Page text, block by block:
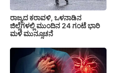
ರಾಜ್ಯದ ಕರಾವಳಿ, ಒಳನಾಡಿನ
ಜಿಲ್ಲೆಗಳಲ್ಲಿ ಮುಂದಿನ 24 ಗಂಟೆ ಭಾರಿ
ಮಳೆ ಮುನ್ಸೂಚನೆ